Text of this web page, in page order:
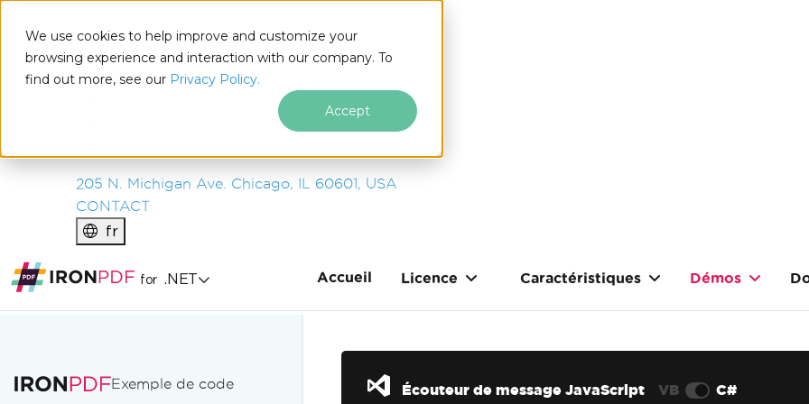
We use cookies to help improve and customize your
browsing experience and interaction with our company. To
find out more, see our Privacy Policy.
Accept
IRONSOFTWARE
PRODUITS
ENTREPRISE
205 N. Michigan Ave. Chicago, IL 60601, USA
CONTACT
fr
for .NET Accueil Licence Caractéristiques Démos
Exemple de code Écouteur de message JavaScript VB C#